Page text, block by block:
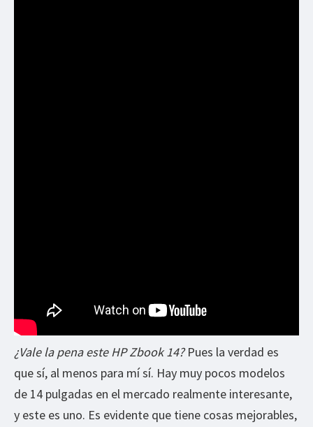
¿Vale la pena este HP Zbook 14?Pues la verdad es
que sí, al menos para mí sí. Hay muy pocos modelos
de 14 pulgadas en el mercado realmente interesante,
y este es uno. Es evidente que tiene cosas mejorables,